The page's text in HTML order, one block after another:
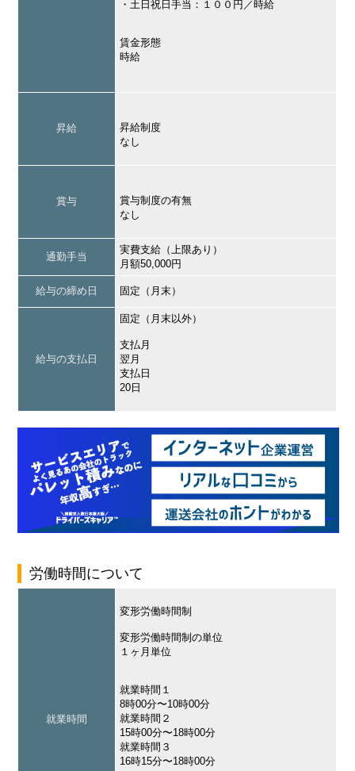
・土日祝日手当：１００円／時給
賃金形態
時給
昇給
昇給制度
なし
賞与
賞与制度の有無
なし
通勤手当
実費支給（上限あり）
月額50,000円
給与の締め日 固定（月末）
給与の支払日
固定（月末以外）
支払月
翌月
支払日
20日
労働時間について
就業時間
変形労働時間制
変形労働時間制の単位
１ヶ月単位
就業時間１
8時00分〜10時00分
就業時間２
15時00分〜18時00分
就業時間３
16時15分〜18時00分